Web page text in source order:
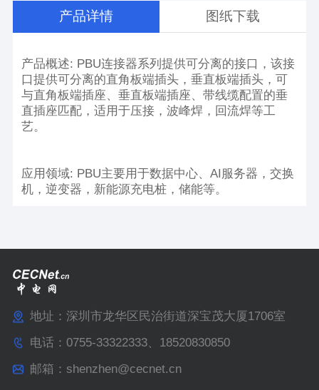
产品详情 图纸下载
产品概述: PBU连接器系列提供可分离的接口，该接
口提供可分离的直角板端插头，垂直板端插头，可
与直角板端插座、垂直板端插座、带线缆配置的垂
直插座匹配，适用于压接，波峰焊，回流焊等工
艺。
应用领域: PBU主要用于数据中心、AI服务器，交换
机，逆变器，新能源充电桩，储能等。
地址：深圳市龙华区民治街道深宝茂大厦1706室
电话：0755-33322333、18520830850
邮箱：shenzhen@cecnet.cn